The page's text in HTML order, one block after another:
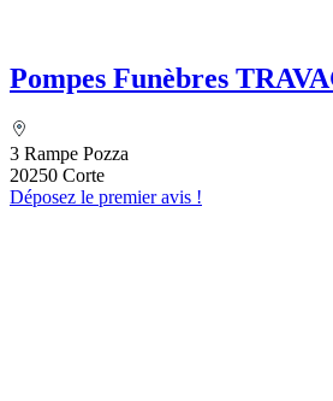
Pompes Funèbres
secondaire Grégoire
3 Rampe Pozza
20250 Corte
Déposez le premier avis !